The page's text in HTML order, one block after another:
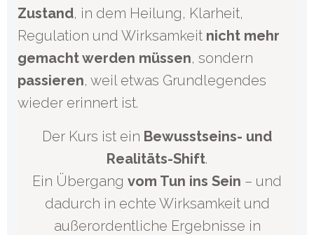
Zustand, in dem Heilung, Klarheit,
Regulation und Wirksamkeit nicht mehr
gemacht werden müssen, sondern
passieren, weil etwas Grundlegendes
wieder erinnert ist.
Der Kurs ist ein Bewusstseins- und
Realitäts-Shift.
Ein Übergang vom Tun ins Sein – und
dadurch in echte Wirksamkeit und
außerordentliche Ergebnisse in